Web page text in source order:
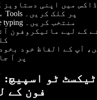
میں اپنی دستاویز
Tools
پر کلک کریں۔
typing
منتخب کریں۔
کے لیے مائیکروفون
آپ کے الفاظ خود
پر آ
ٹو اسپیچ:
فون کے